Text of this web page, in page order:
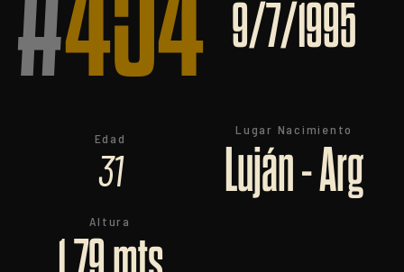
9/7/1995
Edad
31
Lugar Nacimiento
Luján - Arg
Altura